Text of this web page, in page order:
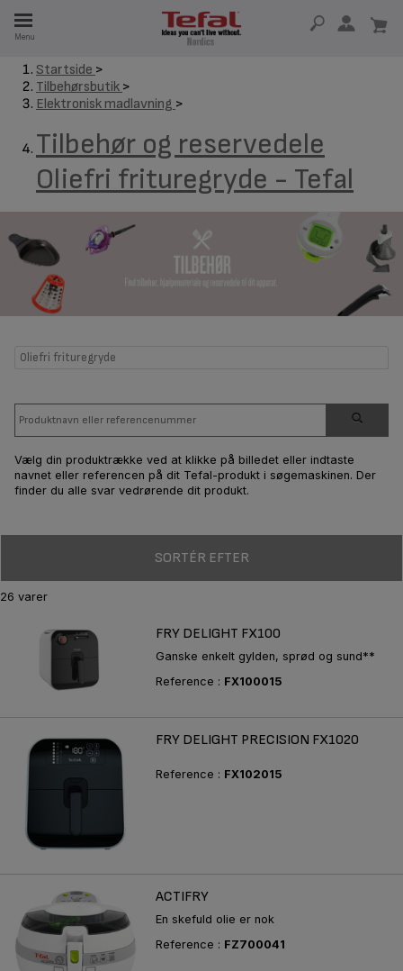
Menu
I 15 ÅR
Startside >
Tilbehørsbutik >
Elektronisk madlavning >
Tilbehør og reservedele
Oliefri frituregryde - Tefal
Oliefri frituregryde
Vælg din produktrække ved at klikke på billedet eller indtaste
navnet eller referencen på dit Tefal-produkt i søgemaskinen. Der
finder du alle svar vedrørende dit produkt.
SORTÉR EFTER
26 varer
FRY DELIGHT FX100
Ganske enkelt gylden, sprød og sund**
Reference : FX100015
FRY DELIGHT PRECISION FX1020
Reference : FX102015
ACTIFRY
En skefuld olie er nok
Reference : FZ700041